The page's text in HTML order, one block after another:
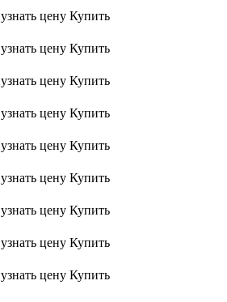
узнать цену Купить
узнать цену Купить
узнать цену Купить
узнать цену Купить
узнать цену Купить
узнать цену Купить
узнать цену Купить
узнать цену Купить
узнать цену Купить